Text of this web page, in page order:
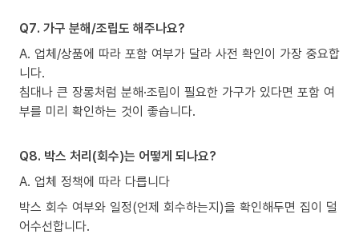
Q7. 가구 분해/조립도 해주나요?
A. 업체/상품에 따라 포함 여부가 달라 사전 확인이 가장 중요합
니다.
침대나 큰 장롱처럼 분해·조립이 필요한 가구가 있다면 포함 여
부를 미리 확인하는 것이 좋습니다.
Q8. 박스 처리(회수)는 어떻게 되나요?
A. 업체 정책에 따라 다릅니다
박스 회수 여부와 일정(언제 회수하는지)을 확인해두면 집이 덜
어수선합니다.